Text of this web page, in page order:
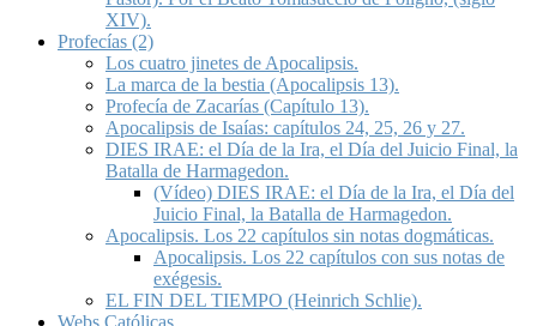
XIV).
Profecías (2)
Los cuatro jinetes de Apocalipsis.
La marca de la bestia (Apocalipsis 13).
Profecía de Zacarías (Capítulo 13).
Apocalipsis de Isaías: capítulos 24, 25, 26 y 27.
DIES IRAE: el Día de la Ira, el Día del Juicio Final, la
Batalla de Harmagedon.
(Vídeo) DIES IRAE: el Día de la Ira, el Día del
Juicio Final, la Batalla de Harmagedon.
Apocalipsis. Los 22 capítulos sin notas dogmáticas.
Apocalipsis. Los 22 capítulos con sus notas de
exégesis.
EL FIN DEL TIEMPO (Heinrich Schlie).
Webs Católicas